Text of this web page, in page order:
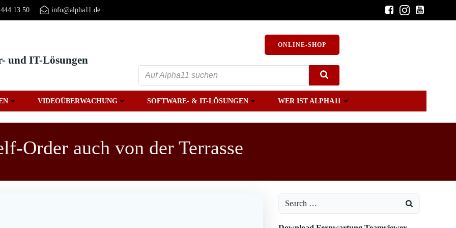
13 50 info@alpha11.de
und IT-Lösungen
ONLINE-SHOP
VIDEOÜBERWACHUNG SOFTWARE- & IT-LÖSUNGEN WER IST ALPHA11
Order auch von der Terrasse
Search